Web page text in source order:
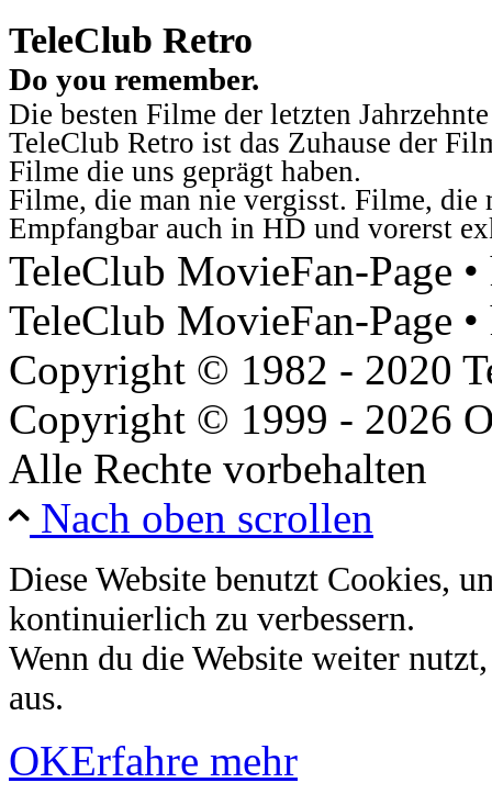
TeleClub Retro
Do you remember.
Die besten Filme der letzten
TeleClub Retro ist das Zuhause der
Filme die uns geprägt haben.
Filme, die man nie vergisst. Filme, die
Empfangbar auch in HD und vorerst
TeleClub MovieFan-Page
TeleClub MovieFan-Page
Copyright © 1982 - 2020
Copyright © 1999 - 2026
Alle Rechte vorbehalten
Nach oben scrollen
Diese Website benutzt Cookies,
kontinuierlich zu verbessern.
Wenn du die Website weiter
aus.
OKErfahre mehr